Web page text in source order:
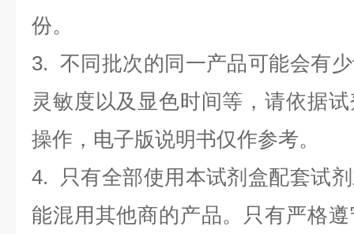
份。
3. 不同批次的同一产品可能会有
灵敏度以及显色时间等，请依据
操作，电子版说明书仅作参考。
4. 只有全部使用本试剂盒配套试
能混用其他商的产品。只有严格